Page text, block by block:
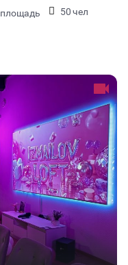
площадь
50 чел